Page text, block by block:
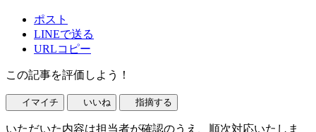
ポスト
LINEで送る
URLコピー
この記事を評価しよう！
イマイチ いいね 指摘する
いただいた内容は担当者が確認のうえ、順次対応いたしま